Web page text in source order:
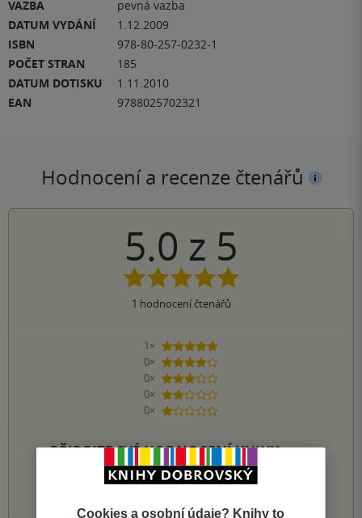
VAZBA
pevná vazba
DATUM VYDÁNÍ
1.12.2009
ISBN
978-80-257-0232-1
POČET STRAN
185
DATUM DOTISKU
1.11.2010
EAN
9788025702321
Hodnocení a recenze čtenářů
5.0 z 5
1 hodnocení čtenářů
1×
5 hvězdiček
0×
4 hvězdičky
0×
3 hvězdičky
0×
2 hvězdičky
0×
1 hvezdička
PŘIDEJTE SVÉ HODNOCENÍ KNIHY
1 2 3 4 5
Cookies a osobní údaje? Knihy to